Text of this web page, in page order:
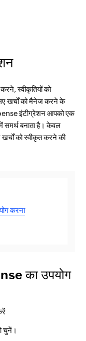
स्वीकृतियों को
खर्चों को मैनेज करने के
इंटीग्रेशन आपको एक
बनाता है। केवल
खर्चों को स्वीकृत करने की
करना
का उपयोग
चुनें।